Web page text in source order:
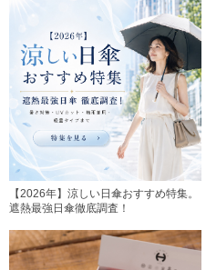
【2026年】涼しい日傘おすすめ特集。
遮熱最強日傘徹底調査！